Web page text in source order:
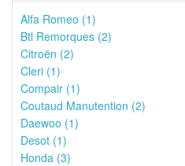
Alfa Romeo (1)
Btl Remorques (2)
Citroën (2)
Cleri (1)
Compair (1)
Coutaud Manutention (2)
Daewoo (1)
Desot (1)
Honda (3)